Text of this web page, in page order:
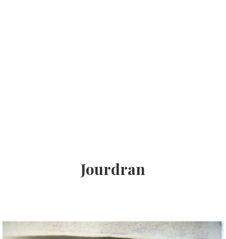
Jourdran